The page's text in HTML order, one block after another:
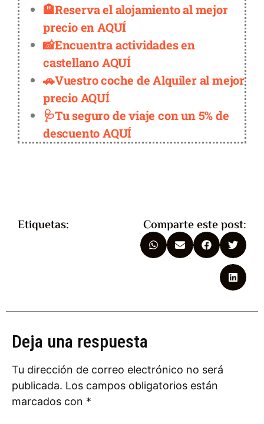
🏨Reserva el alojamiento al mejor
precio en AQUÍ
📸Encuentra actividades en
castellano AQUÍ
🚗Vuestro coche de Alquiler al mejor
precio AQUÍ
🩺Tu seguro de viaje con un 5% de
descuento AQUÍ
Etiquetas: Comparte este post:
Deja una respuesta
Tu dirección de correo electrónico no será
publicada. Los campos obligatorios están
marcados con *